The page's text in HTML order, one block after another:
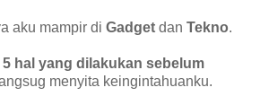
aku mampir di Gadget dan Tekno.
5 hal yang dilakukan sebelum
menyita keingintahuanku.